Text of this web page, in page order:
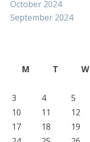
October 2024
September 2024
M
T W
3
4 5
10
11 12
17
18 19